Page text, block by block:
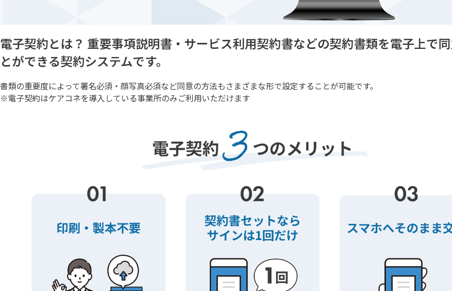
電子契約とは？ 重要事項説明書・サービス利用契約書などの契約書類を電子上で
とができる契約システムです。
書類の重要度によって署名必須・顔写真必須など同意の方法もさまざまな形で設定することが可能です。
※電子契約はケアコネを導入している事業所のみご利用いただけます